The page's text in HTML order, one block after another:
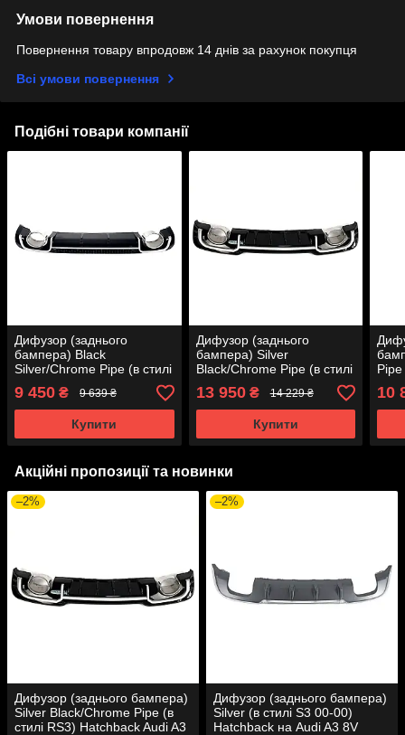
Умови повернення
Повернення товару впродовж 14 днів за рахунок покупця
Всі умови повернення
Подібні товари компанії
Дифузор (заднього
бампера) Black
Silver/Chrome Pipe (в стилі
RS3) Hatchback на Audi A3
8V 2012-2016 року
9 450 ₴ 9 639 ₴
Купити
Дифузор (заднього
бампера) Silver
Black/Chrome Pipe (в стилі
RS3) Hatchback Audi A3 8V
2016-2020 року
13 950₴ 14 229 ₴
Купити
Pipe
на
року
10
Акційні пропозиції та новинки
–2%
Дифузор (заднього бампера)
Silver Black/Chrome Pipe (в
стилі RS3) Hatchback Audi A3
–2%
Дифузор (заднього бампера)
Silver (в стилі S3 00-00)
Hatchback на Audi A3 8V